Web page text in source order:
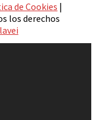
de Cookies |
los derechos